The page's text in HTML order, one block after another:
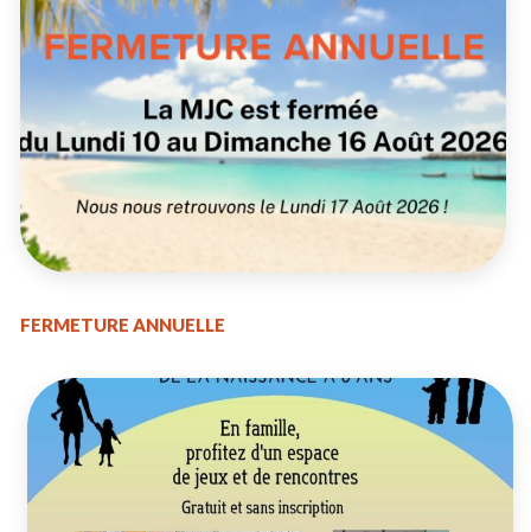
FERMETURE ANNUELLE